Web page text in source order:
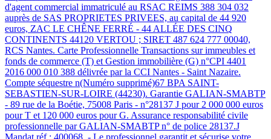
d'agent commercial immatriculé au RSAC REIMS 388 304 032
auprès de SAS PROPRIETES PRIVEES, au capital de 44 920
euros, ZAC LE CHÊNE FERRÉ - 44 ALLÉE DES CINQ
CONTINENTS 44120 VERTOU ; SIRET 487 624 777 00040,
RCS Nantes. Carte Professionnelle Transactions sur immeubles et
fonds de commerce (T) et Gestion immobilière (G) n°CPI 4401
2016 000 010 388 délivrée par la CCI Nantes - Saint Nazaire.
Compte séquestre n(Numéro supprimé)67 BPA SAINT-
SEBASTIEN-SUR-LOIRE (44230). Garantie GALIAN-SMABTP
- 89 rue de la Boétie, 75008 Paris - n°28137 J pour 2 000 000 euros
pour T et 120 000 euros pour G. Assurance responsabilité civile
professionnelle par GALIAN-SMABTP n° de police 28137.J
Mandat réf : 400068. - Le professionnel garantit et sécurise votre